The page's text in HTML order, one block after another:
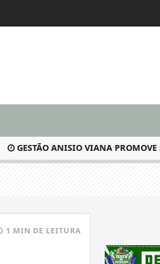
GESTÃO ANISIO VIANA PROMOVE
1 MIN DE LEITURA